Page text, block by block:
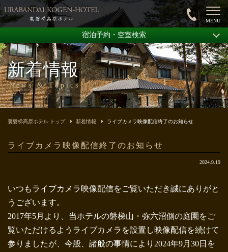
新着情報
News & Topics
宿泊予約・空室検索
裏磐梯高原ホテル トップ 新着情報 ライブカメラ映像配信終了のお知らせ
ライブカメラ映像配信終了のお知らせ
2024.9.19
いつもライブカメラ映像配信をご覧いただき誠にありがと
うございます。
2017年5月より、当ホテルの磐梯山・弥六沼側の庭園をご
覧いただけるようライブカメラを設置し映像配信を続けて
参りましたが、今般、諸般の事情により2024年9月30日を